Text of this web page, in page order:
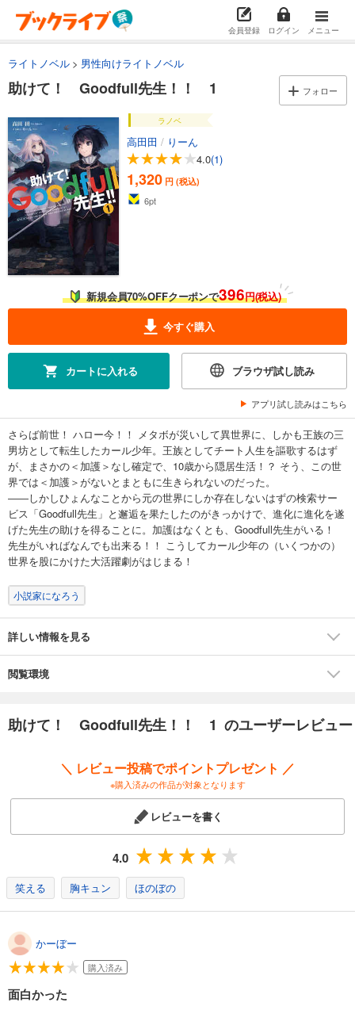
会員登録 ログイン メニュー
ライトノベル 男性向けライトノベル
助けて！ Goodfull先生！！ 1 フォロー
ラノベ
高田田 / りーん
4.0(1)
1,320 円 (税込)
6pt
新規会員70%OFFクーポンで396円(税込)
今すぐ購入
カートに入れる ブラウザ試し読み
アプリ試し読みはこちら
さらば前世！ ハロー今！！ メタボが災いして異世界に、しかも王族の三
男坊として転生したカール少年。王族としてチート人生を謳歌するはず
が、まさかの＜加護＞なし確定で、10歳から隠居生活！？ そう、この世
界では＜加護＞がないとまともに生きられないのだった。
――しかしひょんなことから元の世界にしか存在しないはずの検索サー
ビス「Goodfull先生」と邂逅を果たしたのがきっかけで、進化に進化を遂
げた先生の助けを得ることに。加護はなくとも、Goodfull先生がいる！
先生がいればなんでも出来る！！ こうしてカール少年の（いくつかの）
世界を股にかけた大活躍劇がはじまる！
小説家になろう
詳しい情報を見る
閲覧環境
助けて！ Goodfull先生！！ 1 のユーザーレビュー
＼ レビュー投稿でポイントプレゼント ／
※購入済みの作品が対象となります
レビューを書く
4.0
笑える 胸キュン ほのぼの
かーぼー
購入済み
面白かった